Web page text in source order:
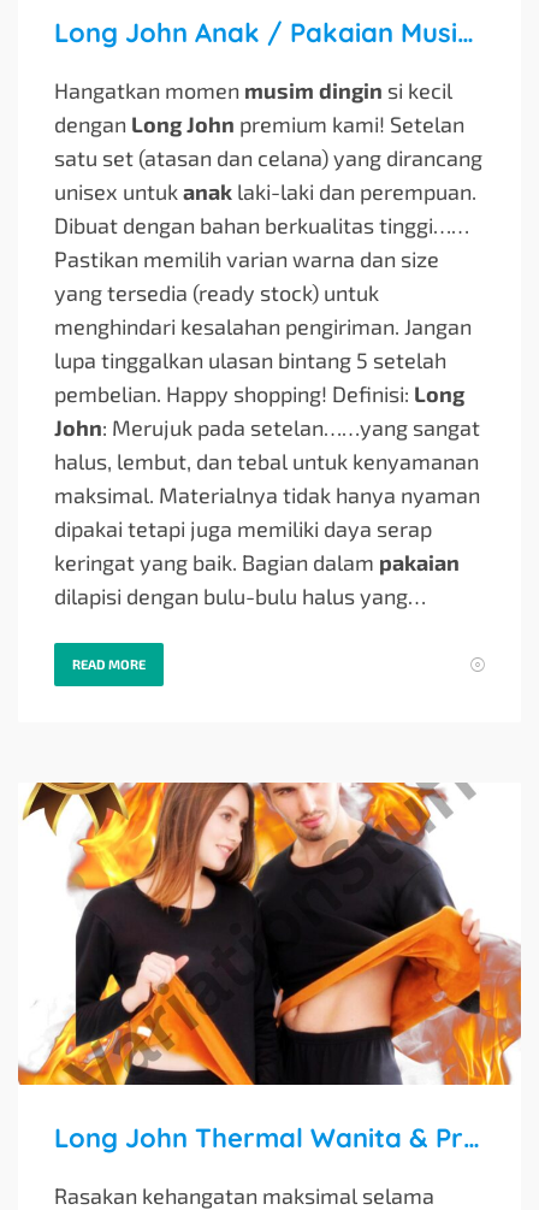
Long John Anak / Pakaian Musim Dingin 03
Hangatkan momen musim dingin si kecil
dengan Long John premium kami! Setelan
satu set (atasan dan celana) yang dirancang
unisex untukanak laki-laki dan perempuan.
Dibuat dengan bahan berkualitas tinggi……
Pastikan memilih varian warna dan size
yang tersedia (ready stock) untuk
menghindari kesalahan pengiriman. Jangan
lupa tinggalkan ulasan bintang 5 setelah
pembelian. Happy shopping! Definisi: Long
John: Merujuk pada setelan……yang sangat
halus, lembut, dan tebal untuk kenyamanan
maksimal. Materialnya tidak hanya nyaman
dipakai tetapi juga memiliki daya serap
keringat yang baik. Bagian dalam pakaian
dilapisi dengan bulu-bulu halus yang…
READ MORE
Long John Thermal Wanita & Pria: Hangat Ekstra Hingga -10°C
Rasakan kehangatan maksimal selama